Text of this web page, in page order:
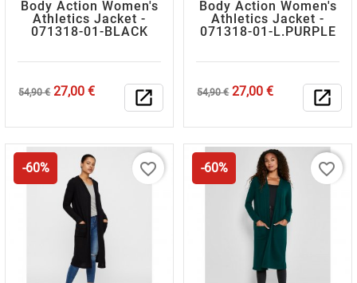
Body Action Women's
Athletics Jacket -
071318-01-ΒLΑCΚ
Κανονική
54,90 € Τιμή
27,00 € open_in_new
Body Action Women's
Athletics Jacket -
071318-01-L.ΡURΡLΕ
Κανονική
54,90 € Τιμή
27,00 € open_in_new
-60% favorite_border -60% favorite_border